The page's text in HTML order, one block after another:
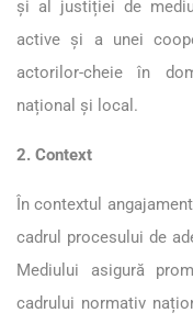
și al justiției de
active și a unei
actorilor-cheie în
național și local.
2. Context
În contextul
cadrul procesului de
Mediului asigură
cadrului normativ